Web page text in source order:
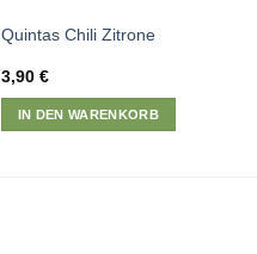
Quintas Chili Zitrone
3,90 €
IN DEN WARENKORB